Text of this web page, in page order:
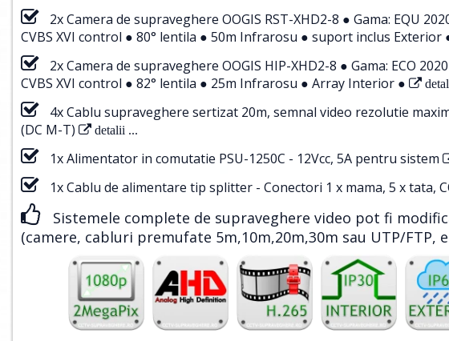
2x Camera de supraveghere OOGIS RST-XHD2-8 ● Gama: EQU
CVBS XVI control ● 80° lentila ● 50m Infrarosu ● suport inclus Exterior
2x Camera de supraveghere OOGIS HIP-XHD2-8 ● Gama: ECO
CVBS XVI control ● 82° lentila ● 25m Infrarosu ● Array Interior ●
4x Cablu supraveghere sertizat 20m, semnal video rezolutie
(DC M-T)
detalii ...
1x Alimentator in comutatie PSU-1250C - 12Vcc, 5A pentru sistem
1x Cablu de alimentare tip splitter - Conectori 1 x mama, 5 x tata,
Sistemele complete de supraveghere video pot fi
(camere, cabluri premufate 5m,10m,20m,30m sau UTP/FTP,